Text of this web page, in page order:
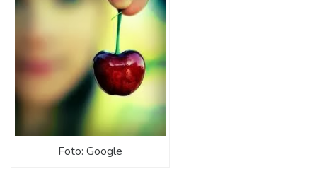
Foto: Google